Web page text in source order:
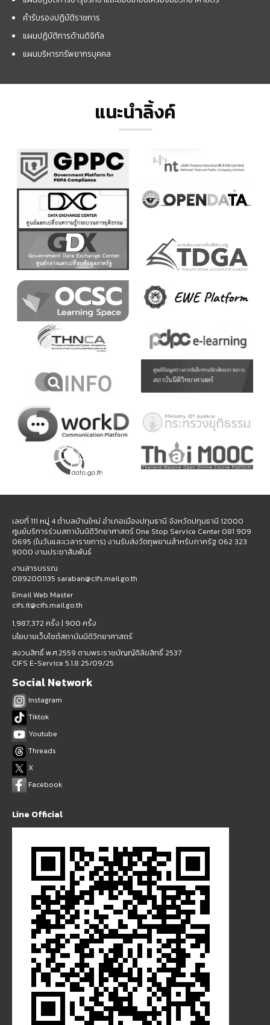
คำรับรองปฏิบัติราชการ
แผนปฏิบัติการด้านดิจิทัล
แผนบริหารทรัพยากรบุคคล
แนะนำลิ้งค์
เลขที่ 111 หมู่ 4 ตำบลบ้านใหม่ อำเภอเมืองปทุมธานี จังหวัดปทุมธานี 12000
ศูนย์บริการร่วมสถาบันนิติวิทยาศาสตร์ One Stop Service Center 081 909
0695 (ในวันและเวลาราชการ) งานรับส่งวัตถุพยานสำหรับภาครัฐ 062 323
9000 งานประชาสัมพันธ์
งานสารบรรณ
0892001135 saraban@cifs.mail.go.th
Email Web Master
cifs.it@cifs.mail.go.th
1,987,372 ครั้ง | 900 ครั้ง
นโยบายเว็บไซต์สถาบันนิติวิทยาศาสตร์
สงวนสิทธิ์ พ.ศ.2559 ตามพระราชบัญญัติลิขสิทธิ์ 2537
CIFS E-Service 5.1.8 25/09/25
Social Network
Instagram
Tiktok
Youtube
Threads
X
Facebook
Line Official